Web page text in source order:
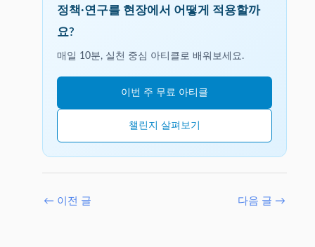
정책·연구를 현장에서 어떻게 적용할까
요?
매일 10분, 실천 중심 아티클로 배워보세요.
이번 주 무료 아티클
챌린지 살펴보기
← 이전 글 다음 글 →